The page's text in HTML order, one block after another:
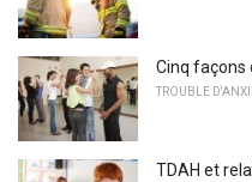
Cinq façons
TROUBLE
TDAH et